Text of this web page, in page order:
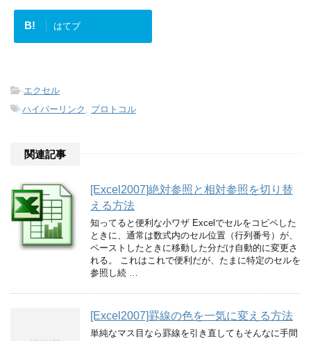
B! はてブ
-エクセル
-ハイパーリンク プロトコル
関連記事
[Excel2007]絶対参照と相対参照を切り替
える方法
知ってると便利な小ワザ Excelでセルをコピペした
ときに、通常は数式内のセル位置（行列番号）が、
ペーストしたときに移動した分だけ自動的に変更さ
れる。 これはこれで便利だが、たまに特定のセルを
参照し続 …
[Excel2007]罫線の色を一気に変える方法
単純なマス目なら罫線を引き直してもそんなに手間